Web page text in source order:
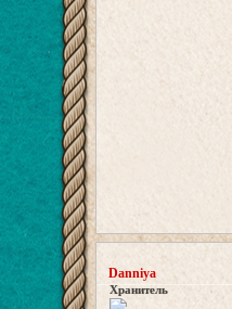
Danniya
Хранитель